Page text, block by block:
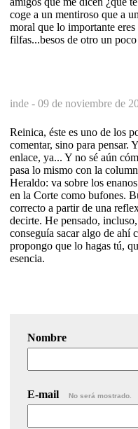
coge a un mentiroso que a
moral que lo importante
filfas...besos de otro un
inde - 09 de noviembre de
Reinica, éste es uno de los
comentar, sino para pensar.
enlace, ya... Y no sé aún
pasa lo mismo con la
Heraldo: va sobre los
en la Corte como bufones.
correcto a partir de una
decirte. He pensado,
conseguía sacar algo de ahí
propongo que lo hagas tú,
esencia.
Nombre
E-mail No será mostrado.